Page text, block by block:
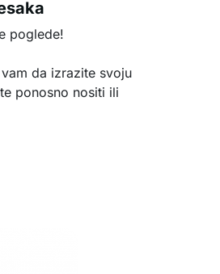
poglede!
da izrazite svoju
ponosno nositi ili